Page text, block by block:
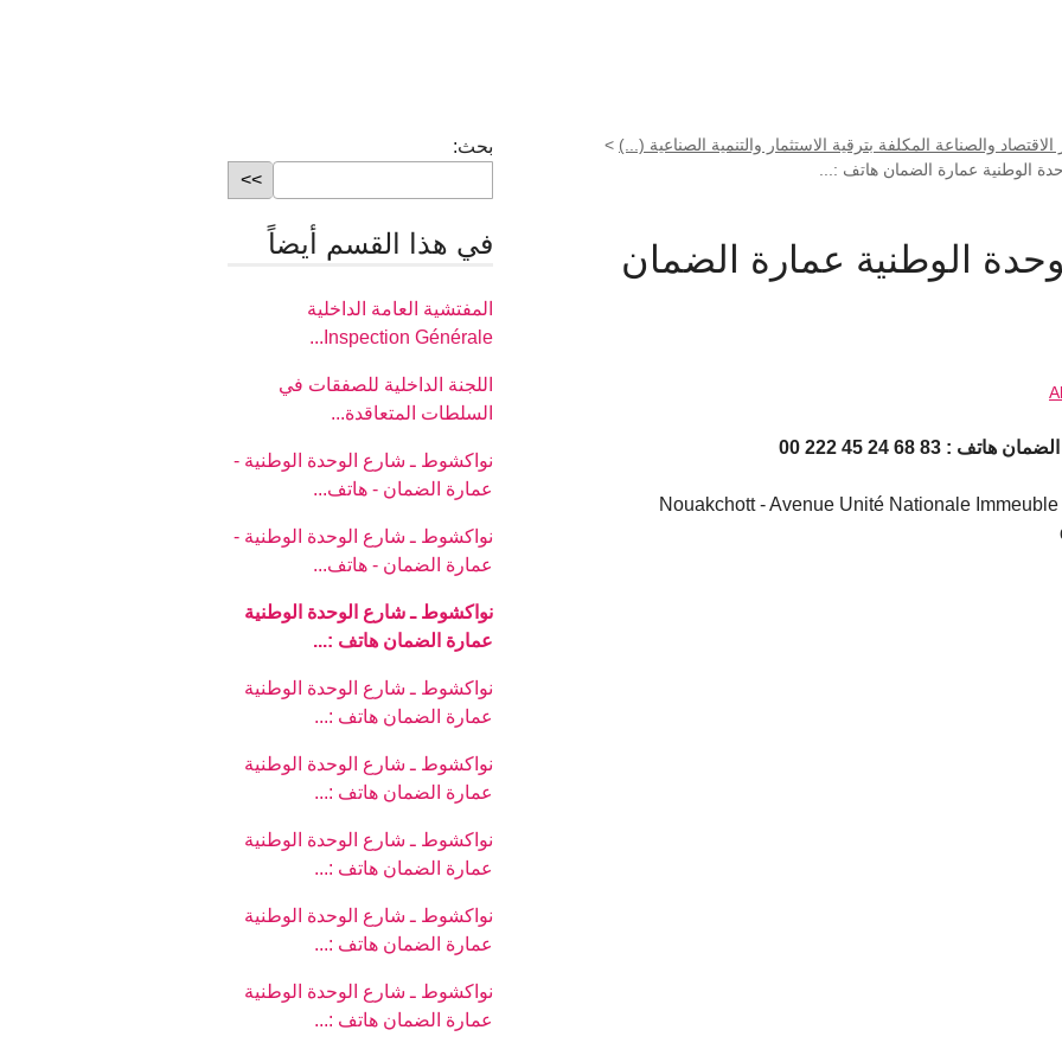
الاقتصاد والصناعة المكلفة بترقية الاستثمار والتنمية الصناعية (...) >
الوطنية عمارة الضمان هاتف :...
الوطنية عمارة الضمان
83 68 24 45 222 00
Nouakchott - Avenue Unité Nationale
بحث:
في هذا القسم أيضاً
المفتشية العامة الداخلية
Inspection Générale...
اللجنة الداخلية للصفقات في
السلطات المتعاقدة...
نواكشوط ـ شارع الوحدة الوطنية -
عمارة الضمان - هاتف...
نواكشوط ـ شارع الوحدة الوطنية -
عمارة الضمان - هاتف...
نواكشوط ـ شارع الوحدة الوطنية
عمارة الضمان هاتف :...
نواكشوط ـ شارع الوحدة الوطنية
عمارة الضمان هاتف :...
نواكشوط ـ شارع الوحدة الوطنية
عمارة الضمان هاتف :...
نواكشوط ـ شارع الوحدة الوطنية
عمارة الضمان هاتف :...
نواكشوط ـ شارع الوحدة الوطنية
عمارة الضمان هاتف :...
نواكشوط ـ شارع الوحدة الوطنية
عمارة الضمان هاتف :...